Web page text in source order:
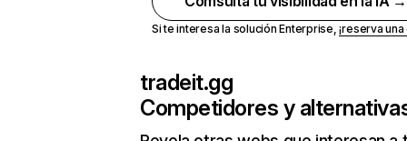
Si te interesa la solución Enterprise,¡reserva
tradeit.gg
Competidores y